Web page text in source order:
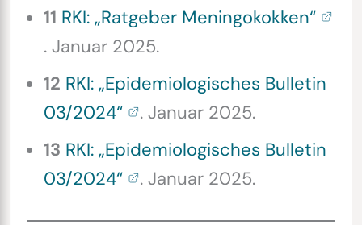
11 RKI: „Ratgeber Meningokokken“
. Januar 2025.
12 RKI: „Epidemiologisches Bulletin
03/2024“
. Januar 2025.
13 RKI: „Epidemiologisches Bulletin
03/2024“
. Januar 2025.